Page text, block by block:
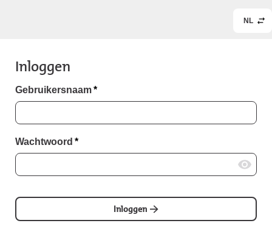
NL
Inloggen
Gebruikersnaam*
Wachtwoord *
Inloggen